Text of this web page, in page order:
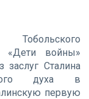
Тобольского
«Дети войны»
Сталина
духа в
первую